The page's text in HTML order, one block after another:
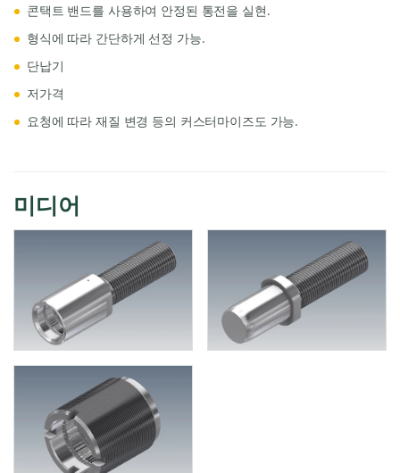
콘택트 밴드를 사용하여 안정된 통전을 실현.
형식에 따라 간단하게 선정 가능.
단납기
저가격
요청에 따라 재질 변경 등의 커스터마이즈도 가능.
미디어